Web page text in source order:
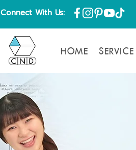
Connect With Us:
HOME SERVICE